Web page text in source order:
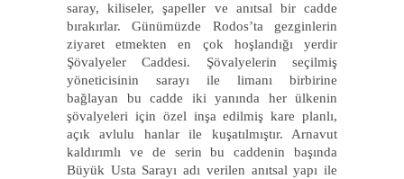
saray, kiliseler, şapeller ve anıtsal bir cadde
bırakırlar. Günümüzde Rodos’ta gezginlerin
ziyaret etmekten en çok hoşlandığı yerdir
Şövalyeler Caddesi. Şövalyelerin seçilmiş
yöneticisinin sarayı ile limanı birbirine
bağlayan bu cadde iki yanında her ülkenin
şövalyeleri için özel inşa edilmiş kare planlı,
açık avlulu hanlar ile kuşatılmıştır. Arnavut
kaldırımlı ve de serin bu caddenin başında
Büyük Usta Sarayı adı verilen anıtsal yapı ile